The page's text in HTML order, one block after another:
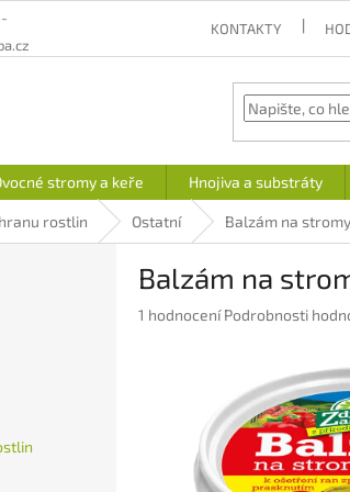
KONTAKTY
stromy a keře Hnojiva a substráty
rostlin Ostatní Balzám na
Balzám na
Průměrné
hvězdiček.
1 hodnocení Podrobnosti